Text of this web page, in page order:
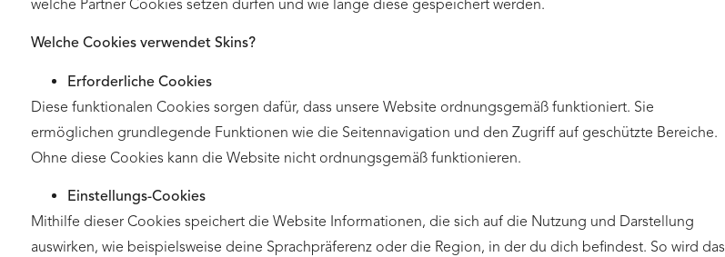
welche Partner Cookies setzen dürfen und wie lange diese gespeichert werden.
Welche Cookies verwendet Skins?
Erforderliche Cookies
Diese funktionalen Cookies sorgen dafür, dass unsere Website ordnungsgemäß funktioniert. Sie
ermöglichen grundlegende Funktionen wie die Seitennavigation und den Zugriff auf geschützte Bereiche.
Ohne diese Cookies kann die Website nicht ordnungsgemäß funktionieren.
Einstellungs-Cookies
Mithilfe dieser Cookies speichert die Website Informationen, die sich auf die Nutzung und Darstellung
auswirken, wie beispielsweise deine Sprachpräferenz oder die Region, in der du dich befindest. So wird das